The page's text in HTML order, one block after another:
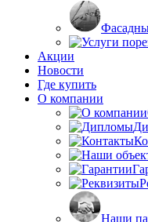
Акции
Новости
Где купить
О компании
Наши